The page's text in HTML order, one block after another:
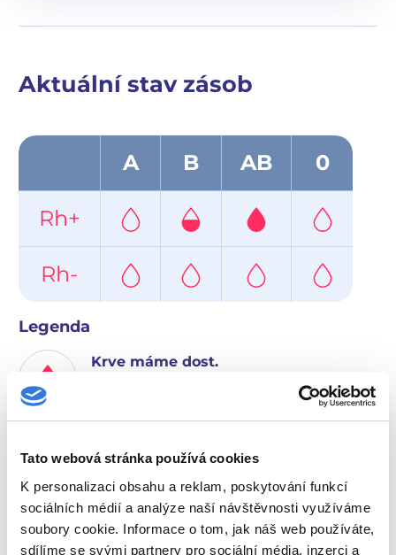
Tato webová stránka používá cookies
K personalizaci obsahu a reklam, poskytování funkcí
sociálních médií a analýze naší návštěvnosti využíváme
soubory cookie. Informace o tom, jak náš web používáte,
sdílíme se svými partnery pro sociální média, inzerci a
Aktuální stav zásob
A B AB 0
Rh+
Rh-
Legenda
Krve máme dost.
Prosíme, odložte svou návštěvu, zatím
Krev nám dochází.
Nemáme dostatečné zásoby.
Prosíme, přijďte, vaši krev nutně